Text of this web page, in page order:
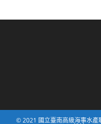
© 2021 國立臺南高級海事水